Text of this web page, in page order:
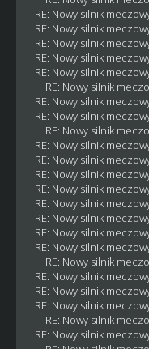
RE: Nowy silnik
RE: Nowy silnik
RE: Nowy silnik
RE: Nowy silnik
RE: Nowy silnik
RE: Nowy silnik
RE: Nowy silnik
RE: Nowy silnik
RE: Nowy silnik
RE: Nowy silnik
RE: Nowy silnik
RE: Nowy silnik
RE: Nowy silnik
RE: Nowy silnik
RE: Nowy silnik
RE: Nowy silnik
RE: Nowy silnik
RE: Nowy silnik
RE: Nowy silnik
RE: Nowy silnik
RE: Nowy silnik
RE: Nowy silnik
RE: Nowy silnik